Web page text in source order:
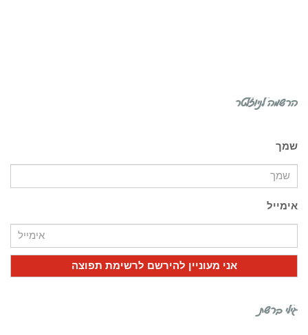
הרשמה לניוזלטר
שמך
אימייל
גילי ברשת